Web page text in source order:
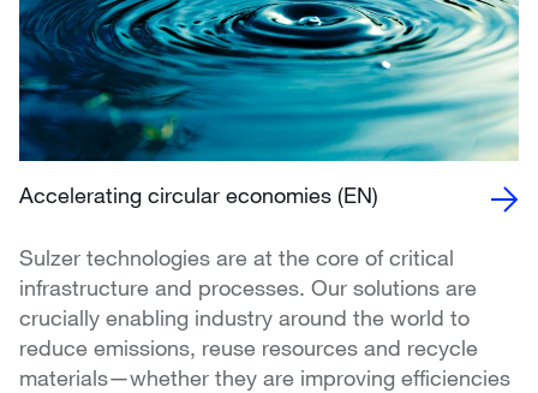
Accelerating circular economies (EN)
Sulzer technologies are at the core of critical
infrastructure and processes. Our solutions are
crucially enabling industry around the world to
reduce emissions, reuse resources and recycle
materials—whether they are improving efficiencies